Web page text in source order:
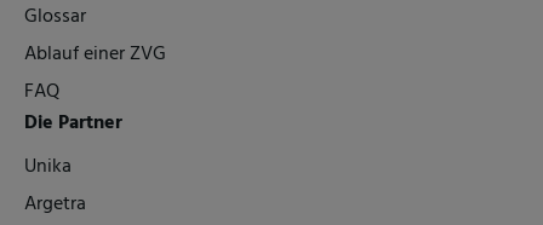
Glossar
Ablauf einer ZVG
FAQ
Die Partner
Unika
Argetra